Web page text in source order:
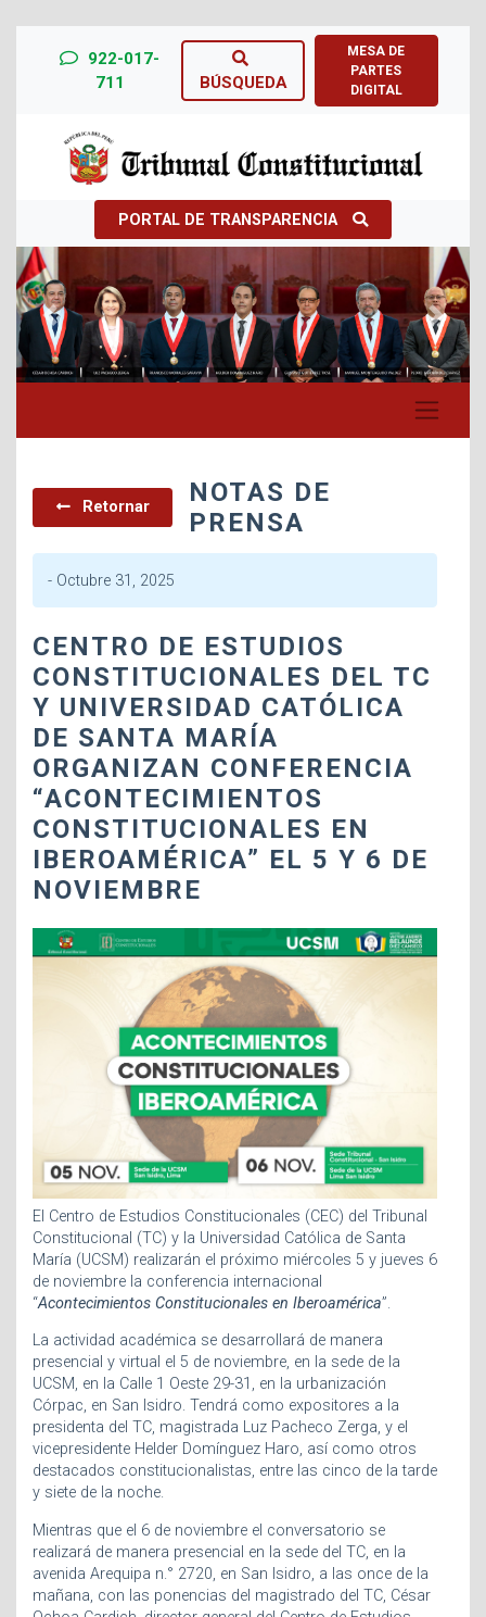
922-017-
711
BÚSQUEDA
MESA DE
PARTES
DIGITAL
PORTAL DE TRANSPARENCIA
Previous Next
Retornar
NOTAS DE
PRENSA
- Octubre 31, 2025
CENTRO DE ESTUDIOS
CONSTITUCIONALES DEL TC
Y UNIVERSIDAD CATÓLICA
DE SANTA MARÍA
ORGANIZAN CONFERENCIA
“ACONTECIMIENTOS
CONSTITUCIONALES EN
IBEROAMÉRICA” EL 5 Y 6 DE
NOVIEMBRE
El Centro de Estudios Constitucionales (CEC) del Tribunal
Constitucional (TC) y la Universidad Católica de Santa
María (UCSM) realizarán el próximo miércoles 5 y jueves 6
de noviembre la conferencia internacional
“Acontecimientos Constitucionales en Iberoamérica”.
La actividad académica se desarrollará de manera
presencial y virtual el 5 de noviembre, en la sede de la
UCSM, en la Calle 1 Oeste 29-31, en la urbanización
Córpac, en San Isidro. Tendrá como expositores a la
presidenta del TC, magistrada Luz Pacheco Zerga, y el
vicepresidente Helder Domínguez Haro, así como otros
destacados constitucionalistas, entre las cinco de la tarde
y siete de la noche.
Mientras que el 6 de noviembre el conversatorio se
realizará de manera presencial en la sede del TC, en la
avenida Arequipa n.° 2720, en San Isidro, a las once de la
mañana, con las ponencias del magistrado del TC, César